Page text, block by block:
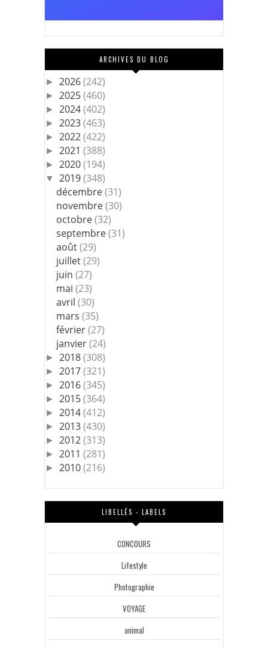
ARCHIVES DU BLOG
► 2026(242)
► 2025(460)
► 2024(402)
► 2023(463)
► 2022(422)
► 2021 (388)
► 2020(194)
▼ 2019(348)
décembre(31)
novembre(30)
octobre(32)
septembre(31)
août(29)
juillet(29)
juin(27)
mai(23)
avril(30)
mars(35)
février(27)
janvier(24)
► 2018(308)
► 2017(321)
► 2016(345)
► 2015(364)
► 2014(412)
► 2013(430)
► 2012(313)
► 2011 (281)
► 2010(216)
LIBELLÉS - LABELS
CONCOURS
Lifestyle
Photographie
VOYAGE
animal